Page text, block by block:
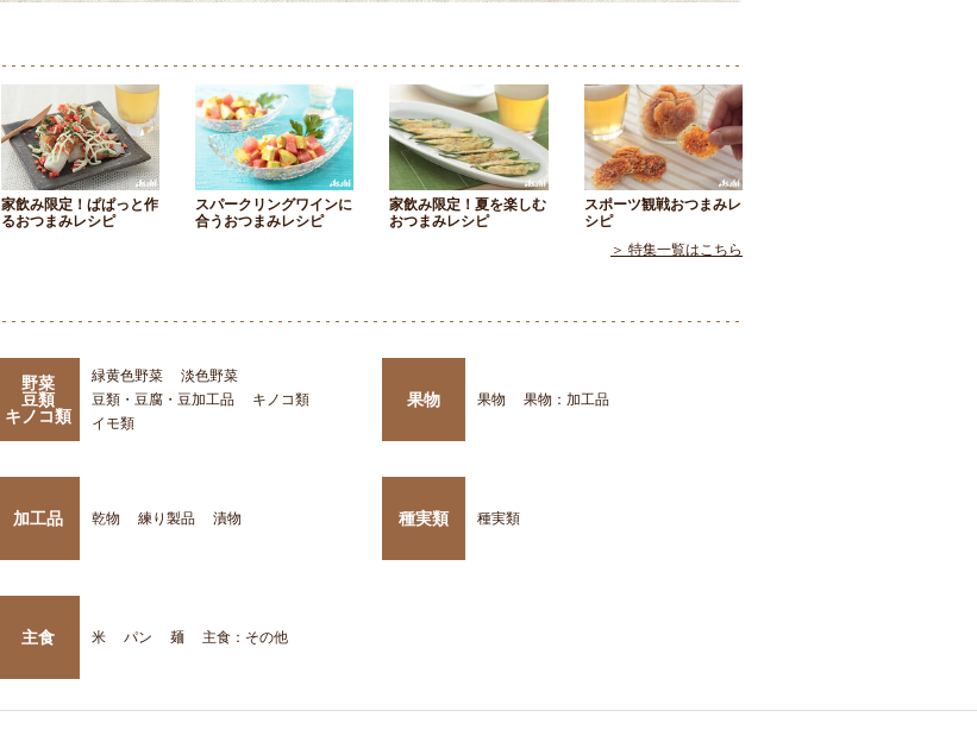
家飲み限定！ぱぱっと作
るおつまみレシピ
スパークリングワインに
合うおつまみレシピ
家飲み限定！夏を楽しむ
おつまみレシピ
スポーツ観戦おつまみレ
シピ
＞ 特集一覧はこちら
野菜
豆類
キノコ類
緑黄色野菜
淡色野菜
豆類・豆腐・豆加工品
キノコ類
イモ類
果物 果物 果物：加工品
加工品 乾物 練り製品 漬物 種実類 種実類
主食 米 パン 麺 主食：その他